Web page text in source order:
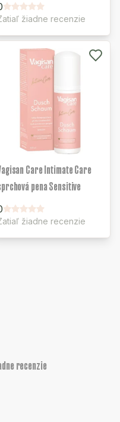
žiadne recenzie
Care Intimate Care
pena Sensitive
žiadne recenzie
recenzie